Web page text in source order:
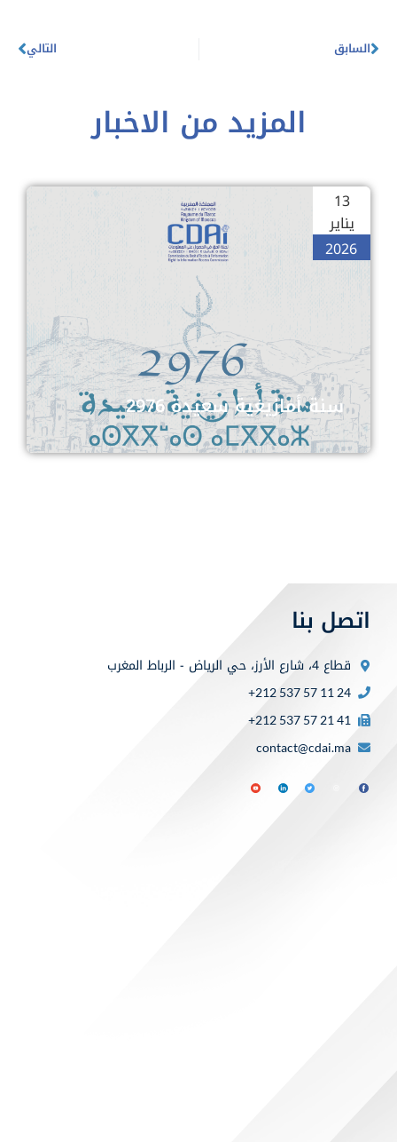
السابق التالي
المزيد من الاخبار
13
يناير
2026
سنة أمازيغية سعيدة 2976
اتصل بنا
قطاع 4، شارع الأرز، حي الرياض - الرباط المغرب
+212 537 57 11 24
+212 537 57 21 41
contact@cdai.ma